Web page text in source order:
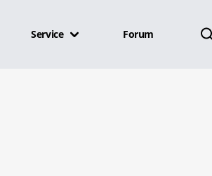
Service Forum